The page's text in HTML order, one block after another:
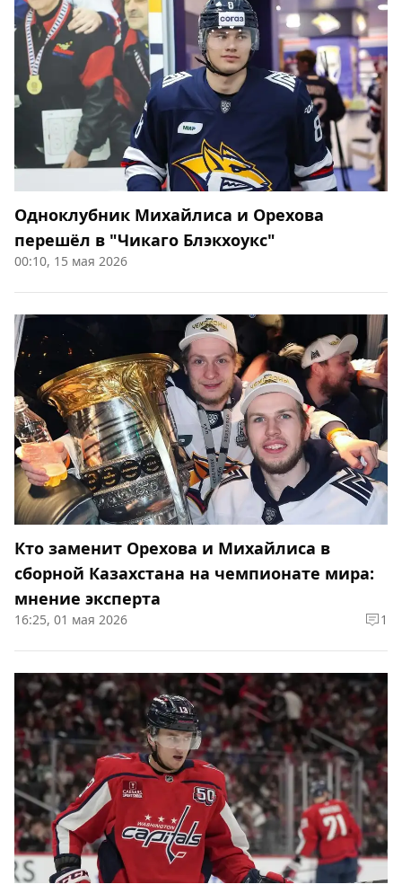
Одноклубник Михайлиса и Орехова
перешёл в "Чикаго Блэкхоукс"
00:10, 15 мая 2026
Кто заменит Орехова и Михайлиса в
сборной Казахстана на чемпионате мира:
мнение эксперта
16:25, 01 мая 2026 1